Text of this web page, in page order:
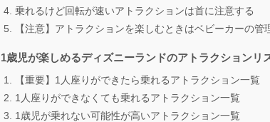
乗れるけど回転が速いアトラクションは首に注意する
【注意】アトラクションを楽しむときはベビーカーの管
1歳児が楽しめるディズニーランドのアトラクションリ
【重要】1人座りができたら乗れるアトラクション一覧
1人座りができなくても乗れるアトラクション一覧
1歳児が乗れない可能性が高いアトラクション一覧